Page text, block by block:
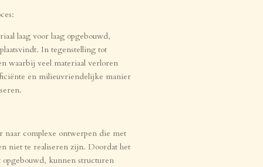
laag voor laag opgebouwd,
In tegenstelling tot
waarbij veel materiaal verloren
en milieuvriendelijke manier
complexe ontwerpen die met
niet te realiseren zijn. Doordat het
opgebouwd, kunnen structuren